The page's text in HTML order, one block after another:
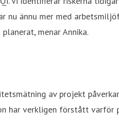
ännu mer med
menar Annika.
av projekt
verkligen förstått varför